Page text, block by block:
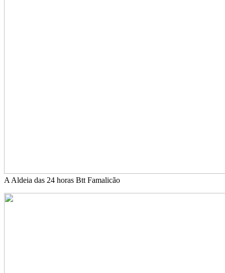
A Aldeia das 24 horas Btt Famalicão